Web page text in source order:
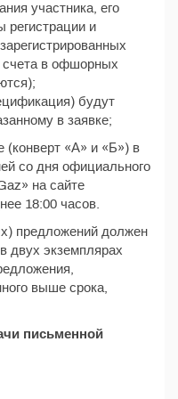
участника, его
регистрации и
в офшорных
будут
в заявке;
(конверт «А» и «Б») в
со дня официального
на сайте
18:00 часов.
предложений должен
двух экземплярах
выше срока,
письменной